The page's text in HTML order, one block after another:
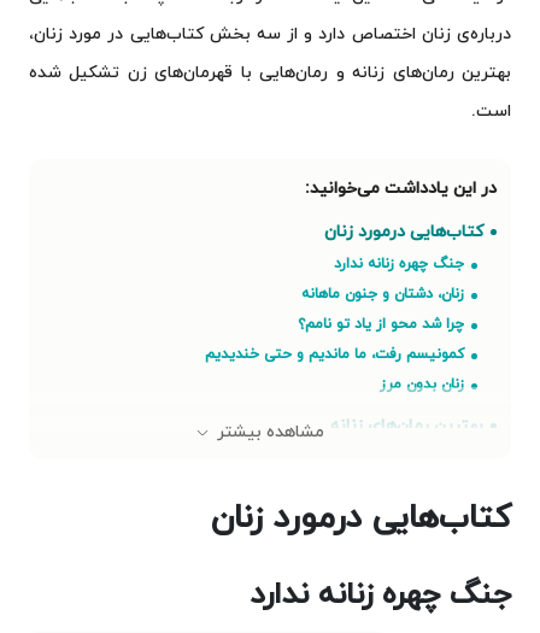
درباره‌ی زنان اختصاص دارد و از سه بخش کتاب‌هایی در مورد زنان،
بهترین رمان‌های زنانه و رمان‌هایی با قهرمان‌های زن تشکیل شده
است.
کتاب‌هایی درمورد زنان
جنگ چهره زنانه ندارد
زنان، دشتان و جنون ماهانه
چرا شد محو از یاد تو نامم؟
کمونیسم رفت، ما ماندیم و حتی خندیدیم
زنان بدون مرز
بهترین رمان‌های زنانه
بانو گوزن
وانیل و شکلات
سهم من
مشاهده بیشتر
کتاب‌هایی درمورد زنان
جنگ چهره زنانه ندارد